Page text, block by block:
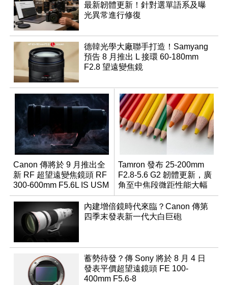
最新韌體更新！針對選單語系及曝
光異常進行修復
德韓光學大廠聯手打造！Samyang
預告 8 月推出 L 接環 60-180mm
F2.8 望遠變焦鏡
Canon 傳將於 9 月推出全
新 RF 超望遠變焦鏡頭 RF
300-600mm F5.6L IS USM
Tamron 發布 25-200mm
F2.8-5.6 G2 韌體更新，廣
角至中焦段微距性能大幅
升級
內建增倍鏡時代來臨？Canon 傳第
四季末發表新一代大白巨砲
蓄勢待發？傳 Sony 將於 8 月 4 日
發表平價超望遠鏡頭 FE 100-
400mm F5.6-8